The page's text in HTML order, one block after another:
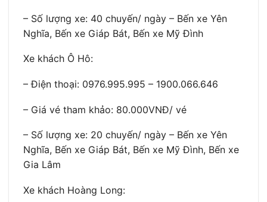
– Số lượng xe: 40 chuyến/ ngày – Bến xe Yên
Nghĩa, Bến xe Giáp Bát, Bến xe Mỹ Đình
Xe khách Ô Hô:
– Điện thoại: 0976.995.995 – 1900.066.646
– Giá vé tham khảo: 80.000VNĐ/ vé
– Số lượng xe: 20 chuyến/ ngày – Bến xe Yên
Nghĩa, Bến xe Giáp Bát, Bến xe Mỹ Đình, Bến xe
Gia Lâm
Xe khách Hoàng Long: